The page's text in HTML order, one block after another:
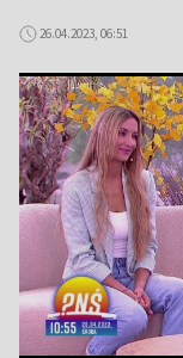
26.04.2023, 06:51